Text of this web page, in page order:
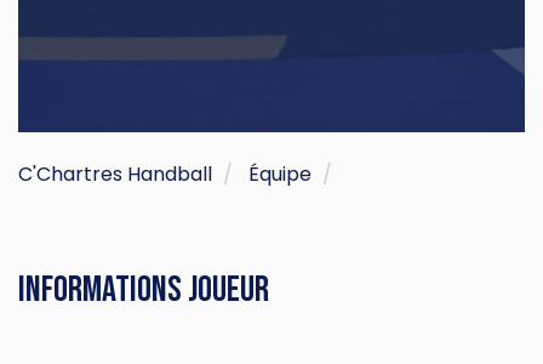
C'Chartres Handball Équipe
Informations joueur